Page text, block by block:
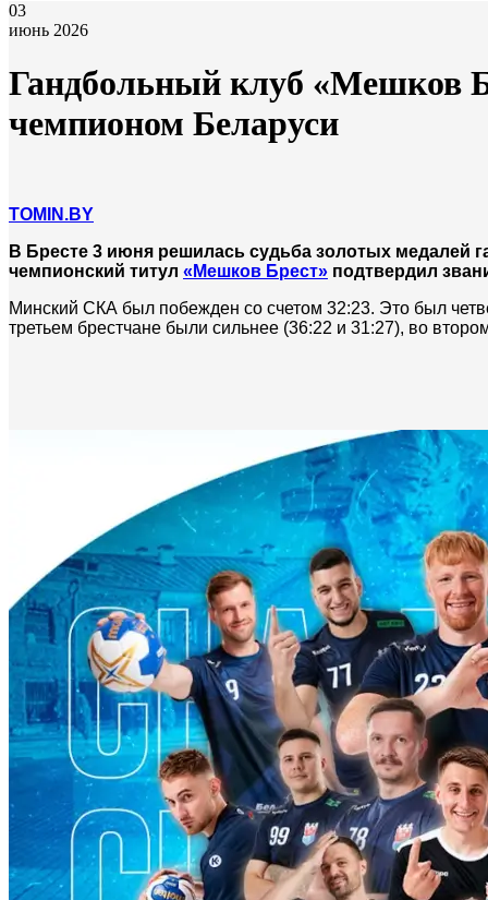
03
июнь 2026
Гандбольный клуб «Мешков
чемпионом Беларуси
TOMIN.BY
В Бресте 3 июня решилась судьба золотых медалей
чемпионский титул «Мешков Брест» подтвердил
Минский СКА был побежден со счетом 32:23. Это был
третьем брестчане были сильнее (36:22 и 31:27), во